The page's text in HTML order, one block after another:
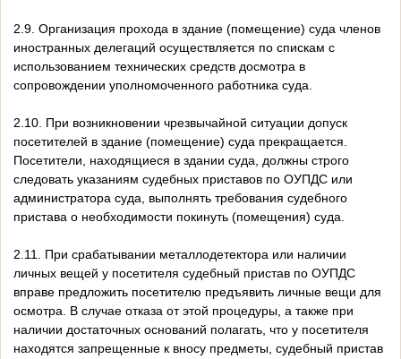
2.9. Организация прохода в здание (помещение) суда членов
иностранных делегаций осуществляется по спискам с
использованием технических средств досмотра в
сопровождении уполномоченного работника суда.
2.10. При возникновении чрезвычайной ситуации допуск
посетителей в здание (помещение) суда прекращается.
Посетители, находящиеся в здании суда, должны строго
следовать указаниям судебных приставов по ОУПДС или
администратора суда, выполнять требования судебного
пристава о необходимости покинуть (помещения) суда.
2.11. При срабатывании металлодетектора или наличии
личных вещей у посетителя судебный пристав по ОУПДС
вправе предложить посетителю предъявить личные вещи для
осмотра. В случае отказа от этой процедуры, а также при
наличии достаточных оснований полагать, что у посетителя
находятся запрещенные к вносу предметы, судебный пристав